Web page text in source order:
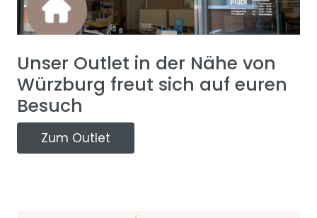
Unser Outlet in der Nähe von
Würzburg freut sich auf euren
Besuch
Zum Outlet